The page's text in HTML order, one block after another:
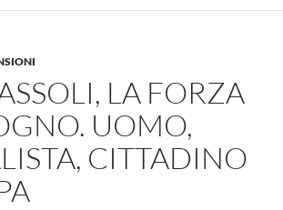
LA FORZA
UOMO,
CITTADINO